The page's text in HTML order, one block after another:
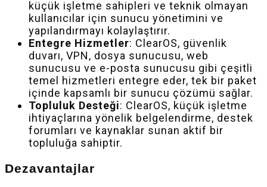
küçük işletme sahipleri ve teknik olmayan
kullanıcılar için sunucu yönetimini ve
yapılandırmayı kolaylaştırır.
Entegre Hizmetler: ClearOS, güvenlik
duvarı, VPN, dosya sunucusu, web
sunucusu ve e-posta sunucusu gibi çeşitli
temel hizmetleri entegre eder, tek bir paket
içinde kapsamlı bir sunucu çözümü sağlar.
Topluluk Desteği: ClearOS, küçük işletme
ihtiyaçlarına yönelik belgelendirme, destek
forumları ve kaynaklar sunan aktif bir
topluluğa sahiptir.
Dezavantajlar